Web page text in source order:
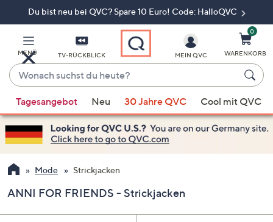
Du bist neu bei QVC? Spare 10 Euro! Code: HalloQVC
MENÜ TV-RÜCKBLICK
Wonach
suchst
du
heute?
Vorschläge
verfügbar
sind,
verwenden
Sie
Pfeiltasten
nach
MEIN QVC
0
WARENKORB
Tagesangebot Neu 30 Jahre QVC Cool mit QVC
Mode Strickjacken
ANNI FOR FRIENDS - Strickjacken